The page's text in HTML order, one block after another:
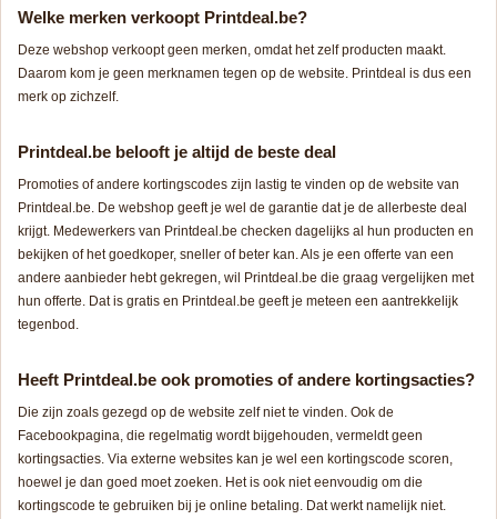
Welke merken verkoopt Printdeal.be?
Deze webshop verkoopt geen merken, omdat het zelf producten maakt.
Daarom kom je geen merknamen tegen op de website. Printdeal is dus een
merk op zichzelf.
Printdeal.be belooft je altijd de beste deal
Promoties of andere kortingscodes zijn lastig te vinden op de website van
Printdeal.be. De webshop geeft je wel de garantie dat je de allerbeste deal
krijgt. Medewerkers van Printdeal.be checken dagelijks al hun producten en
bekijken of het goedkoper, sneller of beter kan. Als je een offerte van een
andere aanbieder hebt gekregen, wil Printdeal.be die graag vergelijken met
hun offerte. Dat is gratis en Printdeal.be geeft je meteen een aantrekkelijk
tegenbod.
Heeft Printdeal.be ook promoties of andere kortingsacties?
Die zijn zoals gezegd op de website zelf niet te vinden. Ook de
Facebookpagina, die regelmatig wordt bijgehouden, vermeldt geen
kortingsacties. Via externe websites kan je wel een kortingscode scoren,
hoewel je dan goed moet zoeken. Het is ook niet eenvoudig om die
kortingscode te gebruiken bij je online betaling. Dat werkt namelijk niet.